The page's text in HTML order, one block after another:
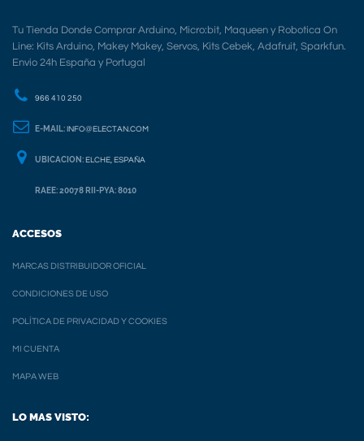
Tu Tienda Donde Comprar Arduino, Micro:bit, Maqueen y Robotica On
Line: Kits Arduino, Makey Makey, Servos, Kits Cebek, Adafruit, Sparkfun.
Envio 24h España y Portugal
966 410 250
E-MAIL: INFO@ELECTAN.COM
UBICACION: ELCHE, ESPAÑA
RAEE: 20078 RII-PYA: 8010
ACCESOS
MARCAS DISTRIBUIDOR OFICIAL
CONDICIONES DE USO
POLÍTICA DE PRIVACIDAD Y COOKIES
MI CUENTA
MAPA WEB
LO MAS VISTO: